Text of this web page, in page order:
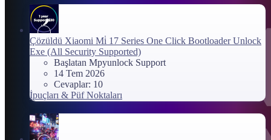
Çözüldü Xiaomi Mi̇ 17 Series One Click Bootloader Unlock
Exe (All Security Supported)
Başlatan Mpyunlock Support
14 Tem 2026
Cevaplar: 10
İpuçları & Püf Noktaları